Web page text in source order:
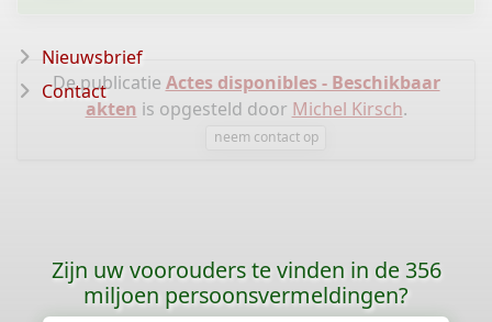
De publicatie Actes disponibles - Beschikbaar
akten is opgesteld door Michel Kirsch.
neem contact op
Nieuwsbrief
Contact
Zijn uw voorouders te vinden in de 356
miljoen persoonsvermeldingen?